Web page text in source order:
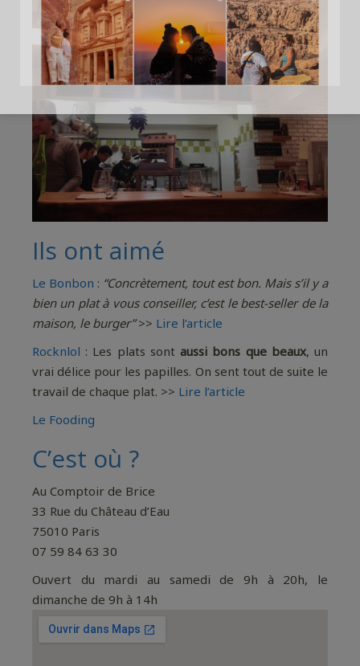
Ils ont aimé
Le Bonbon : “Concrètement, tout est bon. Mais s’il y a
bien un plat à vous conseiller, c’est le best-seller de la
maison, le burger”>> Lire l’article
Rocknlol : Les plats sont aussi bons que beaux, un
vrai délice pour les papilles. On sent tout de suite le
travail de chaque plat. >> Lire l’article
Le Fooding
C’est où ?
Au Comptoir de Brice
33 Rue du Château d’Eau
75010 Paris
07 59 84 63 30
Ouvert du mardi au samedi de 9h à 20h, le
dimanche de 9h à 14h